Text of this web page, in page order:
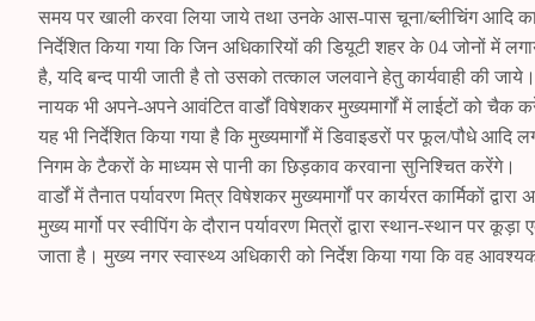
समय पर खाली करवा लिया जाये तथा उनके आस-पास चूना/ब्लीचिंग आदि
निर्देशित किया गया कि जिन अधिकारियों की डियूटी शहर के 04 जोनों में
है, यदि बन्द पायी जाती है तो उसको तत्काल जलवाने हेतु कार्यवाही की
नायक भी अपने-अपने आवंटित वार्डों विषेशकर मुख्यमार्गों में लाईटों को चैक
यह भी निर्देशित किया गया है कि मुख्यमार्गों में डिवाइडरों पर फूल/पौधे
निगम के टैकरों के माध्यम से पानी का छिड़काव करवाना सुनिश्चित करेंगे।
वार्डों में तैनात पर्यावरण मित्र विषेशकर मुख्यमार्गों पर कार्यरत कार्मिकों
मुख्य मार्गो पर स्वीपिंग के दौरान पर्यावरण मित्रों द्वारा स्थान-स्थान
जाता है। मुख्य नगर स्वास्थ्य अधिकारी को निर्देश किया गया कि वह